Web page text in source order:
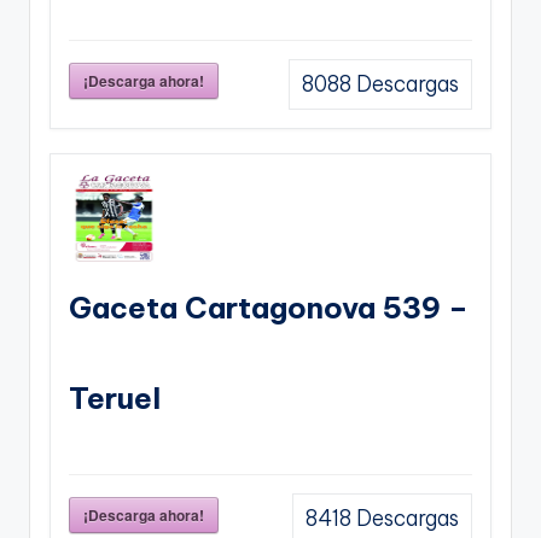
¡Descarga ahora! 8088 Descargas
Gaceta Cartagonova 539 –
Teruel
¡Descarga ahora! 8418 Descargas